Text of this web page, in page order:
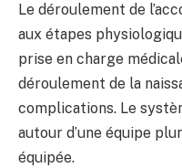
Le déroulement de
aux étapes
prise en charge
déroulement de la
complications. Le
autour d’une équipe
équipée.